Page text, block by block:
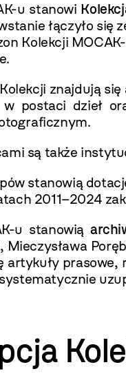
u stanowi
łączyło
Kolekcji
znajdują
w postaci dzieł
są także
stanowią
2011–2024
u stanowią
artykuły